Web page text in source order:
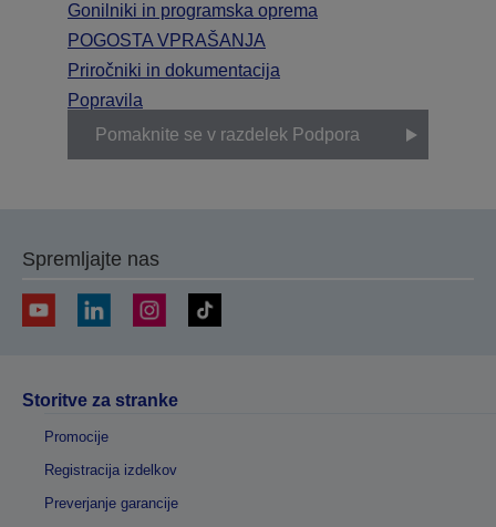
Gonilniki in programska oprema
POGOSTA VPRAŠANJA
Priročniki in dokumentacija
Popravila
Pomaknite se v razdelek Podpora
Spremljajte nas
Storitve za stranke
Promocije
Registracija izdelkov
Preverjanje garancije